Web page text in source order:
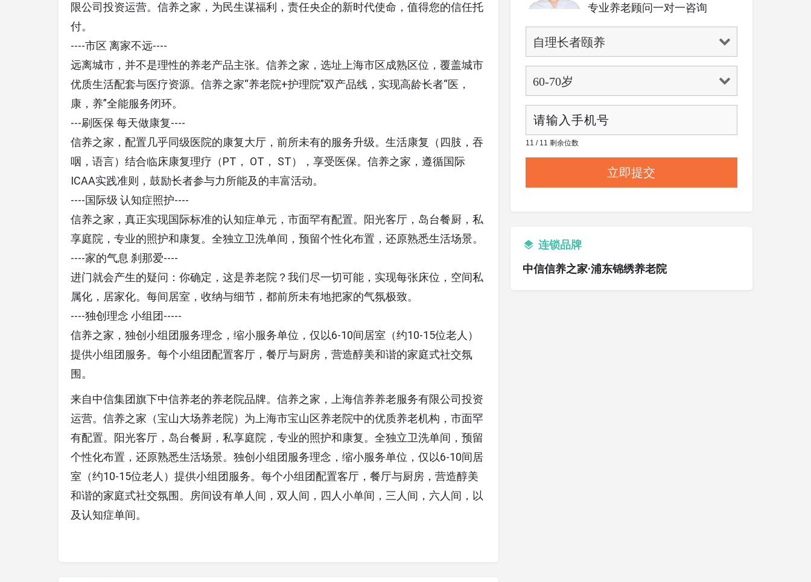
限公司投资运营。信养之家，为民生谋福利，责任央企的新时代使命，值得您的信任托
付。
----市区 离家不远----
远离城市，并不是理性的养老产品主张。信养之家，选址上海市区成熟区位，覆盖城市
优质生活配套与医疗资源。信养之家“养老院+护理院”双产品线，实现高龄长者“医，
康，养”全能服务闭环。
---刷医保 每天做康复----
信养之家，配置几乎同级医院的康复大厅，前所未有的服务升级。生活康复（四肢，吞
咽，语言）结合临床康复理疗（PT， OT， ST），享受医保。信养之家，遵循国际
ICAA实践准则，鼓励长者参与力所能及的丰富活动。
----国际级 认知症照护----
信养之家，真正实现国际标准的认知症单元，市面罕有配置。阳光客厅，岛台餐厨，私
享庭院，专业的照护和康复。全独立卫洗单间，预留个性化布置，还原熟悉生活场景。
----家的气息 刹那爱----
进门就会产生的疑问：你确定，这是养老院？我们尽一切可能，实现每张床位，空间私
属化，居家化。每间居室，收纳与细节，都前所未有地把家的气氛极致。
----独创理念 小组团-----
信养之家，独创小组团服务理念，缩小服务单位，仅以6-10间居室（约10-15位老人）
提供小组团服务。每个小组团配置客厅，餐厅与厨房，营造醇美和谐的家庭式社交氛
围。
来自中信集团旗下中信养老的养老院品牌。信养之家，上海信养养老服务有限公司投资
运营。信养之家（宝山大场养老院）为上海市宝山区养老院中的优质养老机构，市面罕
有配置。阳光客厅，岛台餐厨，私享庭院，专业的照护和康复。全独立卫洗单间，预留
个性化布置，还原熟悉生活场景。独创小组团服务理念，缩小服务单位，仅以6-10间居
室（约10-15位老人）提供小组团服务。每个小组团配置客厅，餐厅与厨房，营造醇美
和谐的家庭式社交氛围。房间设有单人间，双人间，四人小单间，三人间，六人间，以
及认知症单间。
专业养老顾问一对一咨询
11 / 11 剩余位数
连锁品牌
中信信养之家·浦东锦绣养老院